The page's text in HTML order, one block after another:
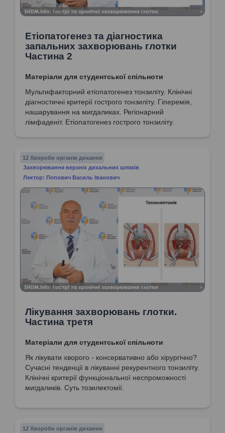
Етіопатогенез та діагностика
запальних захворювань глотки
Частина 2
Матеріали для студентської спільноти
Мультифакторний етіопатогенез тонзиліту. Клінічні
діагностичні критерії гострого тонзиліту. Гіперемія,
нашарування на мигдаликах. Регіонарний
лімфаденіт. Етіопатогенез гострого тонзиліту.
12 Хвороби органів дихання
Захворювання верхніх дихальних шляхів
Лектор: Попович Василь Іванович
Лікування захворювань глотки.
Частина третя
Матеріали для студентської спільноти
Як лікувати хворого - консервативно або хірургічно?
Сучасні тенденції в лікуванні рекурентного тонзиліту.
Клінічні критерії функціональної неспроможності
мигдаликів. Суть тозилектомії.
12 Хвороби органів дихання